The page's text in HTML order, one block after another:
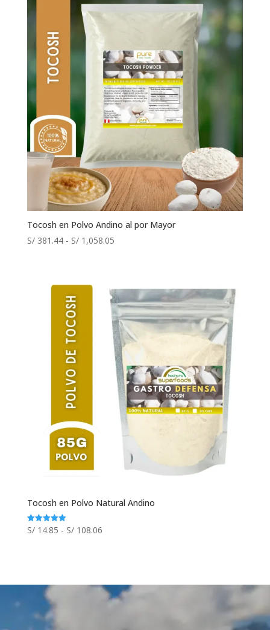
desde
Tocosh en Polvo Andino al por Mayor
S/381.44 - S/1,058.05Rango
S/ 381.44
hasta
S/ 1,058.05
Tocosh en Polvo Natural Andino
Valorado
con
S/14.85 - S/108.06Rango
S/ 14.85
hasta